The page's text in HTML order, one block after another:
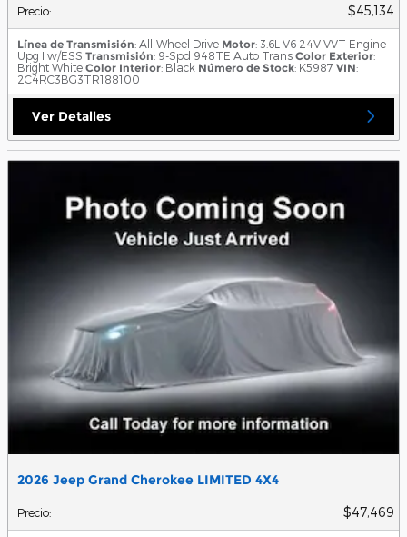
Precio: $45,134
Línea de Transmisión: All-Wheel Drive Motor: 3.6L V6 24V VVT Engine
Upg I w/ESS Transmisión: 9-Spd 948TE Auto Trans Color Exterior:
Bright White Color Interior: Black Número de Stock: K5987 VIN:
2C4RC3BG3TR188100
Ver Detalles
2026 Jeep Grand Cherokee LIMITED 4X4
Precio: $47,469